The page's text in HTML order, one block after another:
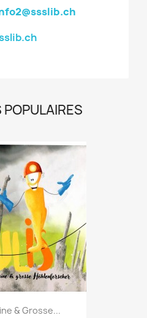
& Grosse...